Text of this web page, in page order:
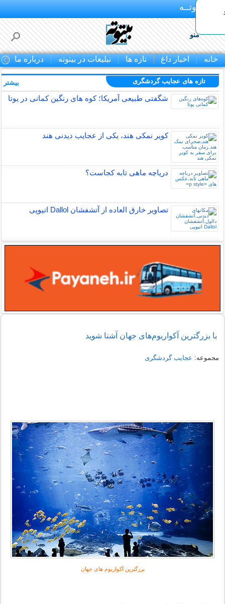
بـیتوتــه
منو
خانه اخبار داغ تازه ها تبلیغات در بیتوته درباره ما
تازه های عجایب گردشگری
شگفتی طبیعی آمریکا؛ کوه های رنگین کمانی در یوتا
کویر نمکی هند، یکی از عجایب دیدنی هند
دریاچه ماهی تابه کجاست؟
تصاویر خارق العاده از آتشفشان Dallol اتیوپی
بیشتر
با بزرگترین آکواریوم‌های جهان آشنا شوید
مجموعه: عجایب گردشگری
برزگترین آکواریوم های جهان